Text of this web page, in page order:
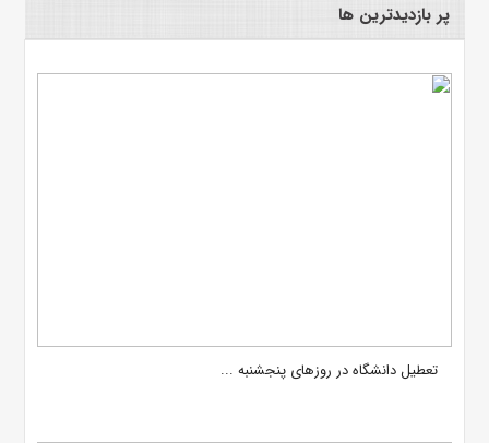
پر بازدیدترین ها
تعطیل دانشگاه در روزهای پنجشنبه ...